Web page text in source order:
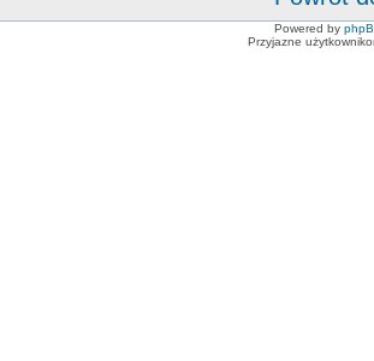
Powered by
Przyjazne